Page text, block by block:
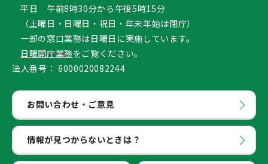
平日 午前8時30分から午後5時15分
（土曜日・日曜日・祝日・年末年始は閉庁）
一部の窓口業務は日曜日に実施しています。
日曜開庁業務をご覧ください。
法人番号： 6000020082244
お問い合わせ・ご意見
情報が見つからないときは？